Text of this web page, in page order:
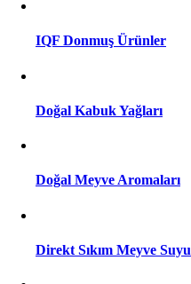
IQF Donmuş Ürünler
Doğal Kabuk Yağları
Doğal Meyve Aromaları
Direkt Sıkım Meyve Suyu